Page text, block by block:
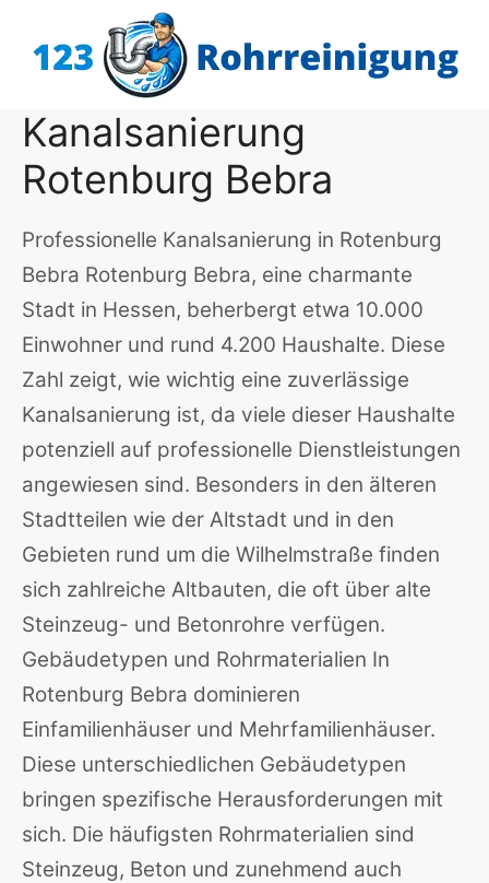
Inhalt
Kanalsanierung
Rotenburg Bebra
Professionelle Kanalsanierung in Rotenburg
Bebra Rotenburg Bebra, eine charmante
Stadt in Hessen, beherbergt etwa 10.000
Einwohner und rund 4.200 Haushalte. Diese
Zahl zeigt, wie wichtig eine zuverlässige
Kanalsanierung ist, da viele dieser Haushalte
potenziell auf professionelle Dienstleistungen
angewiesen sind. Besonders in den älteren
Stadtteilen wie der Altstadt und in den
Gebieten rund um die Wilhelmstraße finden
sich zahlreiche Altbauten, die oft über alte
Steinzeug- und Betonrohre verfügen.
Gebäudetypen und Rohrmaterialien In
Rotenburg Bebra dominieren
Einfamilienhäuser und Mehrfamilienhäuser.
Diese unterschiedlichen Gebäudetypen
bringen spezifische Herausforderungen mit
sich. Die häufigsten Rohrmaterialien sind
Steinzeug, Beton und zunehmend auch